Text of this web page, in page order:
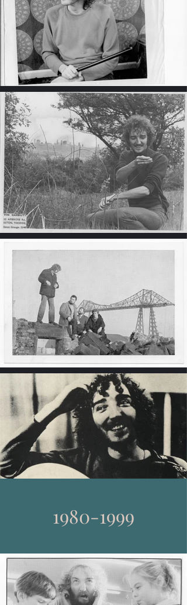
1980-1999